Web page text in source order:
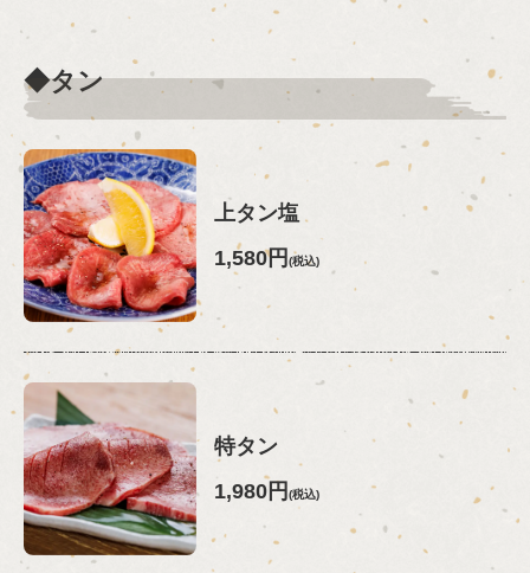
◆タン
上タン塩
1,580円(税込)
特タン
1,980円(税込)